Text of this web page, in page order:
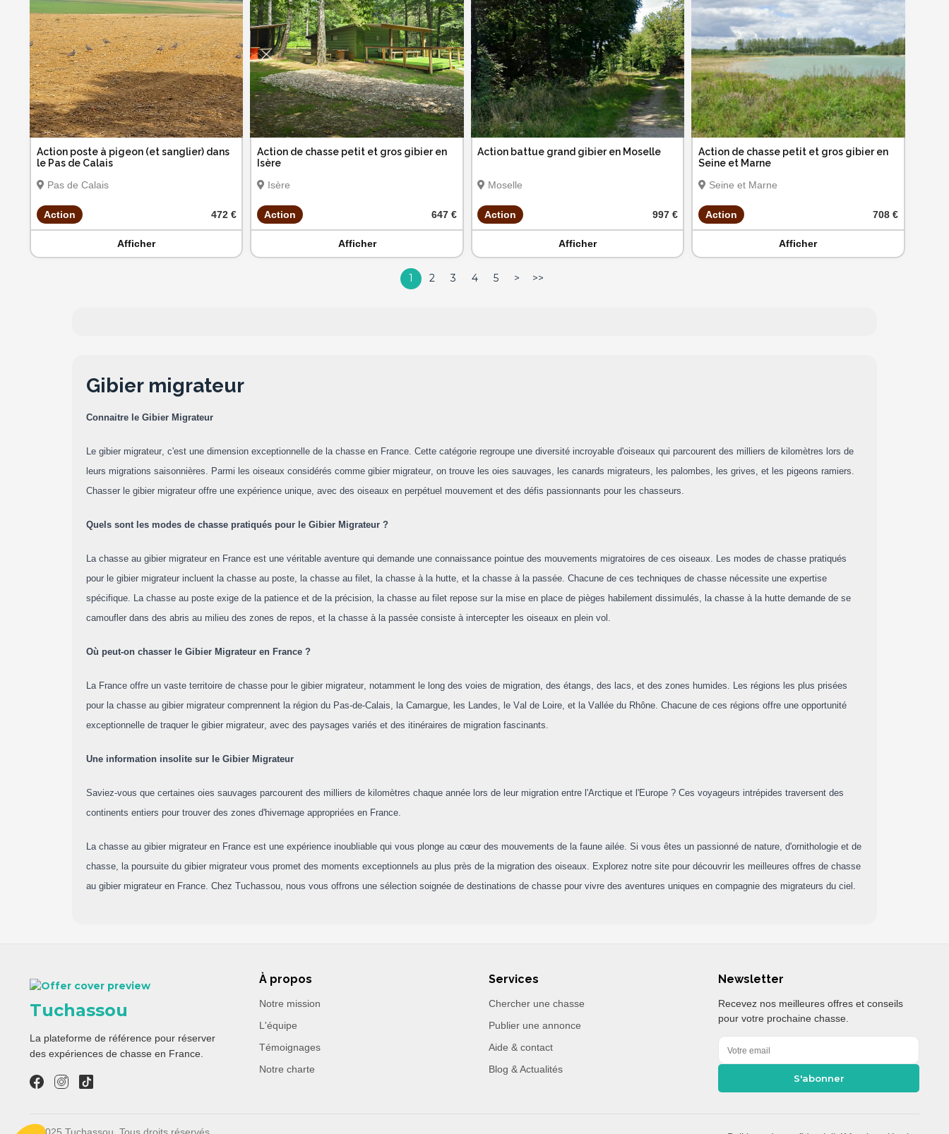
Action poste à pigeon (et sanglier) dans
le Pas de Calais
Pas de Calais
Action 472 €
Afficher
Action de chasse petit et gros gibier en
Isère
Isère
Action 647 €
Afficher
Action battue grand gibier en Moselle
Moselle
Action 997 €
Afficher
Action de chasse petit et gros gibier en
Seine et Marne
Seine et Marne
Action 708 €
Afficher
1 2 3 4 5 > >>
Gibier migrateur
Connaitre le Gibier Migrateur
Le gibier migrateur, c'est une dimension exceptionnelle de la chasse en France. Cette catégorie regroupe une diversité incroyable d'oiseaux qui parcourent des milliers de kilomètres lors de
leurs migrations saisonnières. Parmi les oiseaux considérés comme gibier migrateur, on trouve les oies sauvages, les canards migrateurs, les palombes, les grives, et les pigeons ramiers.
Chasser le gibier migrateur offre une expérience unique, avec des oiseaux en perpétuel mouvement et des défis passionnants pour les chasseurs.
Quels sont les modes de chasse pratiqués pour le Gibier Migrateur ?
La chasse au gibier migrateur en France est une véritable aventure qui demande une connaissance pointue des mouvements migratoires de ces oiseaux. Les modes de chasse pratiqués
pour le gibier migrateur incluent la chasse au poste, la chasse au filet, la chasse à la hutte, et la chasse à la passée. Chacune de ces techniques de chasse nécessite une expertise
spécifique. La chasse au poste exige de la patience et de la précision, la chasse au filet repose sur la mise en place de pièges habilement dissimulés, la chasse à la hutte demande de se
camoufler dans des abris au milieu des zones de repos, et la chasse à la passée consiste à intercepter les oiseaux en plein vol.
Où peut-on chasser le Gibier Migrateur en France ?
La France offre un vaste territoire de chasse pour le gibier migrateur, notamment le long des voies de migration, des étangs, des lacs, et des zones humides. Les régions les plus prisées
pour la chasse au gibier migrateur comprennent la région du Pas-de-Calais, la Camargue, les Landes, le Val de Loire, et la Vallée du Rhône. Chacune de ces régions offre une opportunité
exceptionnelle de traquer le gibier migrateur, avec des paysages variés et des itinéraires de migration fascinants.
Une information insolite sur le Gibier Migrateur
Saviez-vous que certaines oies sauvages parcourent des milliers de kilomètres chaque année lors de leur migration entre l'Arctique et l'Europe ? Ces voyageurs intrépides traversent des
continents entiers pour trouver des zones d'hivernage appropriées en France.
La chasse au gibier migrateur en France est une expérience inoubliable qui vous plonge au cœur des mouvements de la faune ailée. Si vous êtes un passionné de nature, d'ornithologie et de
chasse, la poursuite du gibier migrateur vous promet des moments exceptionnels au plus près de la migration des oiseaux. Explorez notre site pour découvrir les meilleures offres de chasse
au gibier migrateur en France. Chez Tuchassou, nous vous offrons une sélection soignée de destinations de chasse pour vivre des aventures uniques en compagnie des migrateurs du ciel.
Tuchassou
La plateforme de référence pour réserver
des expériences de chasse en France.
À propos
Notre mission
L'équipe
Témoignages
Notre charte
Services
Chercher une chasse
Publier une annonce
Aide & contact
Blog & Actualités
Newsletter
Recevez nos meilleures offres et conseils
pour votre prochaine chasse.
S'abonner